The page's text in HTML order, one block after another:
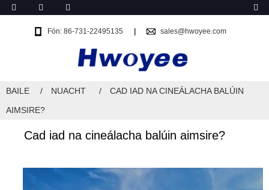
Fón: 86-731-22495135 sales@hwoyee.com
BAILE NUACHT
CAD IAD NA CINEÁLACHA BALÚIN
AIMSIRE?
Cad iad na cineálacha balúin aimsire?